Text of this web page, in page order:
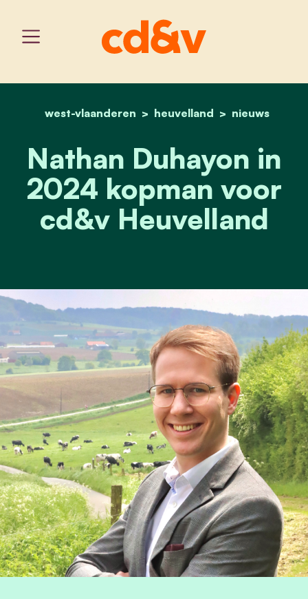
home
west-vlaanderen heuvelland nieuws
nathan duhayon in
Nathan Duhayon in
2024 kopman voor
cd&v Heuvelland